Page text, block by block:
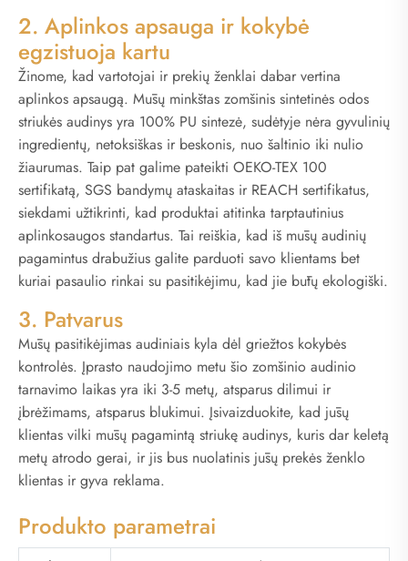
2. Aplinkos apsauga ir kokybė
egzistuoja kartu
Žinome, kad vartotojai ir prekių ženklai dabar vertina
aplinkos apsaugą. Mūsų minkštas zomšinis sintetinės odos
striukės audinys yra 100% PU sintezė, sudėtyje nėra gyvulinių
ingredientų, netoksiškas ir beskonis, nuo šaltinio iki nulio
žiaurumas. Taip pat galime pateikti OEKO-TEX 100
sertifikatą, SGS bandymų ataskaitas ir REACH sertifikatus,
siekdami užtikrinti, kad produktai atitinka tarptautinius
aplinkosaugos standartus. Tai reiškia, kad iš mūsų audinių
pagamintus drabužius galite parduoti savo klientams bet
kuriai pasaulio rinkai su pasitikėjimu, kad jie būtų ekologiški.
3. Patvarus
Mūsų pasitikėjimas audiniais kyla dėl griežtos kokybės
kontrolės. Įprasto naudojimo metu šio zomšinio audinio
tarnavimo laikas yra iki 3-5 metų, atsparus dilimui ir
įbrėžimams, atsparus blukimui. Įsivaizduokite, kad jūsų
klientas vilki mūsų pagamintą striukę audinys, kuris dar keletą
metų atrodo gerai, ir jis bus nuolatinis jūsų prekės ženklo
klientas ir gyva reklama.
Produkto parametrai